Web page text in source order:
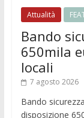
Attualità
Bando
650mila
locali
7 agosto 2026
Bando
disposizione